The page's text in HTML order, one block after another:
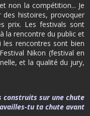
non la compétition... Je
histoires, provoquer
prix. Les festivals sont
la rencontre du public et
les rencontres sont bien
Nikon (festival en
et la qualité du jury,
construits sur une chute
tu ta chute avant